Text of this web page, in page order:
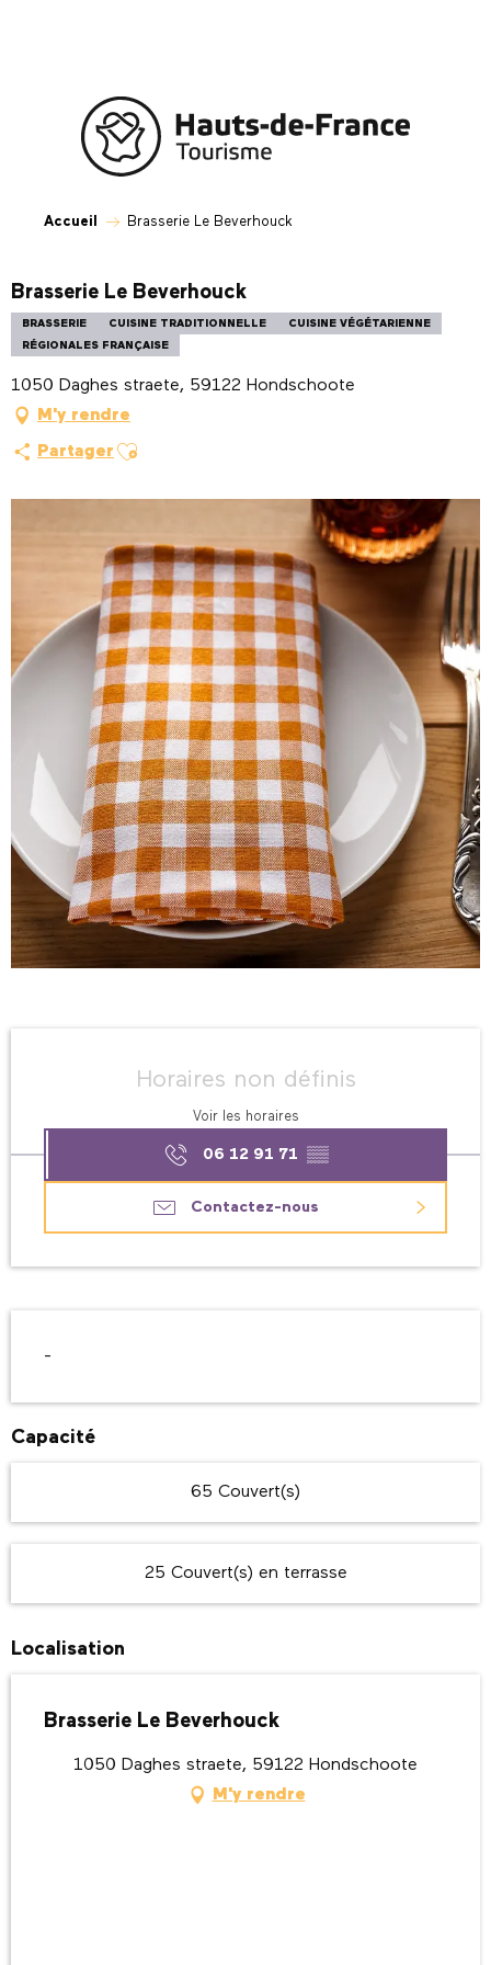
Accueil Brasserie Le Beverhouck
Brasserie Le Beverhouck
BRASSERIE CUISINE TRADITIONNELLE
CUISINE VÉGÉTARIENNE
RÉGIONALES FRANÇAISE
1050 Daghes straete, 59122 Hondschoote
M'y rendre
Partager Ajouter aux favoris
Horaires non définis
Voir les horaires
06 12 91 71 ▒▒
Contactez-nous
-
Capacité
65 Couvert(s)
25 Couvert(s) en terrasse
Localisation
Brasserie Le Beverhouck
1050 Daghes straete, 59122 Hondschoote
M'y rendre